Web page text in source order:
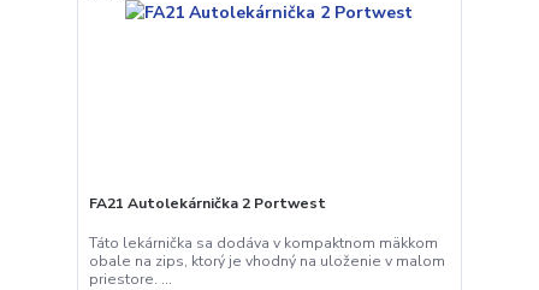
FA21 Autolekárnička 2 Portwest
Táto lekárnička sa dodáva v kompaktnom mäkkom
obale na zips, ktorý je vhodný na uloženie v malom
priestore. ...